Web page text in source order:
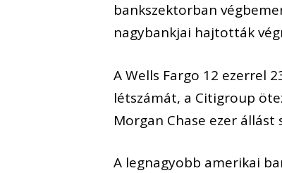
bankszektorban
nagybankjai hajtották
A Wells Fargo 12 ezerrel
létszámát, a Citigroup
Morgan Chase ezer
A legnagyobb amerikai